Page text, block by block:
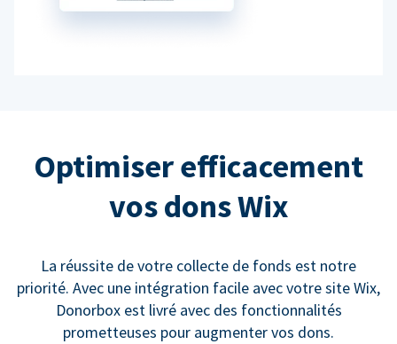
Optimiser efficacement
vos dons Wix
La réussite de votre collecte de fonds est notre
priorité. Avec une intégration facile avec votre site Wix,
Donorbox est livré avec des fonctionnalités
prometteuses pour augmenter vos dons.